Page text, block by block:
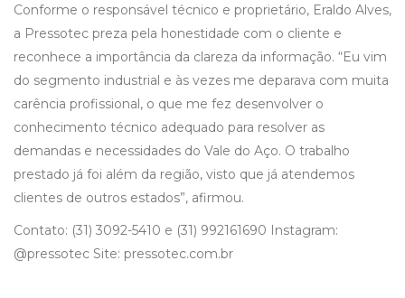
Conforme o responsável técnico e proprietário, Eraldo Alves,
a Pressotec preza pela honestidade com o cliente e
reconhece a importância da clareza da informação. “Eu vim
do segmento industrial e às vezes me deparava com muita
carência profissional, o que me fez desenvolver o
conhecimento técnico adequado para resolver as
demandas e necessidades do Vale do Aço. O trabalho
prestado já foi além da região, visto que já atendemos
clientes de outros estados”, afirmou.
Contato: (31) 3092-5410 e (31) 992161690 Instagram:
@pressotec Site: pressotec.com.br